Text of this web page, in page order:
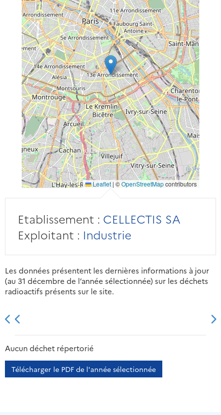
Leaflet | ©OpenStreetMapcontributors
Etablissement : CELLECTIS SA
Exploitant : Industrie
Les données présentent les dernières informations à jour
(au 31 décembre de l’année sélectionnée) sur les déchets
radioactifs présents sur le site.
2013 2014
Aucun déchet répertorié
Télécharger le PDF de l'année sélectionnée